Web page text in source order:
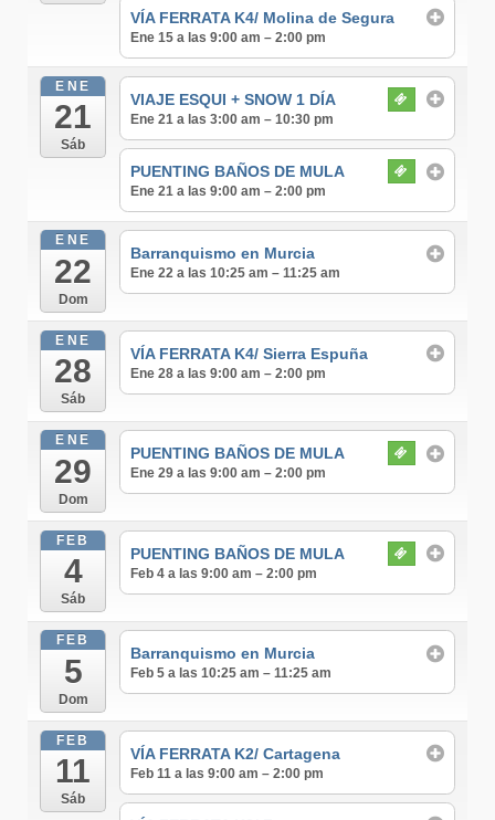
VÍA FERRATA K4/ Molina de Segura
Ene 15 a las 9:00 am – 2:00 pm
ENE
21
Sáb
VIAJE ESQUI + SNOW 1 DÍA
Ene 21 a las 3:00 am – 10:30 pm
PUENTING BAÑOS DE MULA
Ene 21 a las 9:00 am – 2:00 pm
ENE
22
Dom
Barranquismo en Murcia
Ene 22 a las 10:25 am – 11:25 am
ENE
28
Sáb
VÍA FERRATA K4/ Sierra Espuña
Ene 28 a las 9:00 am – 2:00 pm
ENE
29
Dom
PUENTING BAÑOS DE MULA
Ene 29 a las 9:00 am – 2:00 pm
FEB
4
Sáb
PUENTING BAÑOS DE MULA
Feb 4 a las 9:00 am – 2:00 pm
FEB
5
Dom
Barranquismo en Murcia
Feb 5 a las 10:25 am – 11:25 am
FEB
11
Sáb
VÍA FERRATA K2/ Cartagena
Feb 11 a las 9:00 am – 2:00 pm